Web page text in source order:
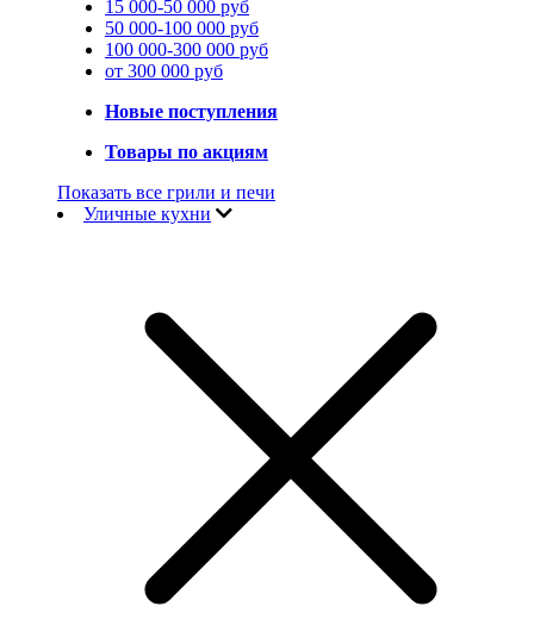
15 000-50 000 руб
50 000-100 000 руб
100 000-300 000 руб
от 300 000 руб
Новые поступления
Товары по акциям
Показать все грили и печи
Уличные кухни